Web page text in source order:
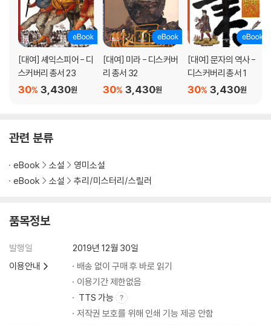
[대여] 셰익스피어 - 디
스커버리 총서 23
3,430원
30%
[대여] 미라 - 디스커버
리 총서 32
3,430원
30%
[대여] 문자의 역사 -
디스커버리 총서 1
3,430원
30%
관련 분류
eBook 소설
영미소설
eBook
소설 추리/미스터리/스릴러
품목정보
발행일
2019년 12월 30일
이용안내
배송 없이 구매 후 바로 읽기
이용기간 제한없음
TTS 가능
저작권 보호를 위해 인쇄 기능 제공 안함